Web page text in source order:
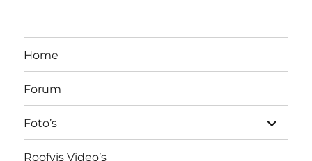
Home
Forum
Foto’s
Roofvis Video’s